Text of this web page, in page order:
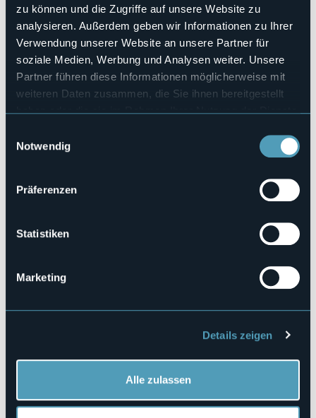
zu können und die Zugriffe auf unsere Website zu
analysieren. Außerdem geben wir Informationen zu Ihrer
Verwendung unserer Website an unsere Partner für
soziale Medien, Werbung und Analysen weiter. Unsere
Partner führen diese Informationen möglicherweise mit
weiteren Daten zusammen, die Sie ihnen bereitgestellt
haben oder die sie im Rahmen Ihrer Nutzung der Dienste
Notwendig
Präferenzen
Statistiken
Marketing
Details zeigen
Alle zulassen
Anzahl der Zimmer
3
Anzahl der Betten
6
E-mail
villamargheritainfo@gmail.com
Telefon
Codice CIR
28040 - LESA (NO)
Öffnen Sie die Karte